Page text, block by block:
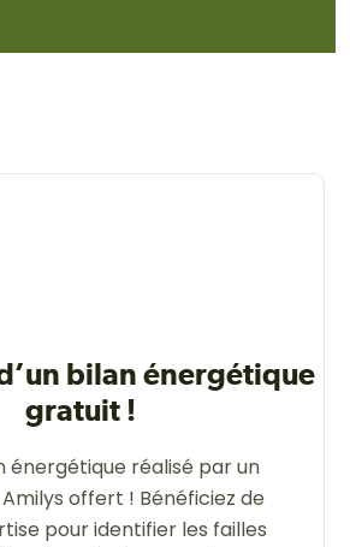
bilan énergétique
gratuit !
énergétique réalisé par un
offert ! Bénéficiez de
pour identifier les failles